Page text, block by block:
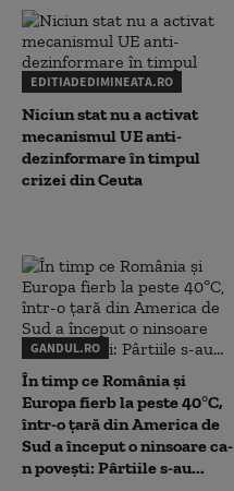
EDITIADEDIMINEATA.RO
Niciun stat nu a activat
mecanismul UE anti-
dezinformare în timpul
crizei din Ceuta
GANDUL.RO
În timp ce România și
Europa fierb la peste 40°C,
într-o țară din America de
Sud a început o ninsoare ca-
n povești: Pârtiile s-au...